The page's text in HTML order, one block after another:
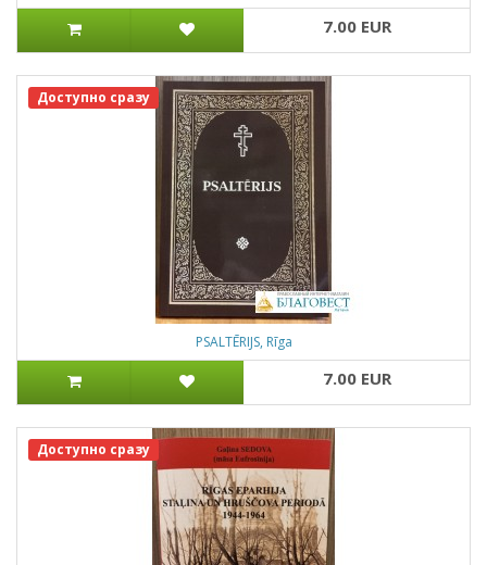
7.00 EUR
Доступно сразу
PSALTĒRIJS, Rīga
7.00 EUR
Доступно сразу